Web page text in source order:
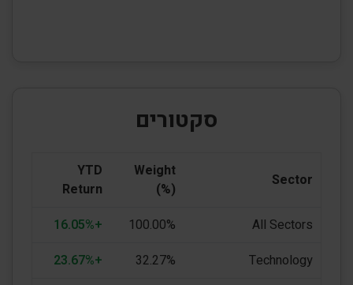
סקטורים
Sector
Weight
(%)
YTD
Return
All Sectors
100.00%
+16.05%
Technology
32.27%
+23.67%